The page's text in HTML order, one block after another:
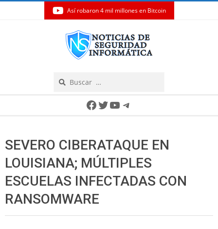
Así robaron 4 mil millones en Bitcoin
Facebook
Twitter
YouTube
Telegram
SEVERO CIBERATAQUE EN
LOUISIANA; MÚLTIPLES
ESCUELAS INFECTADAS CON
RANSOMWARE